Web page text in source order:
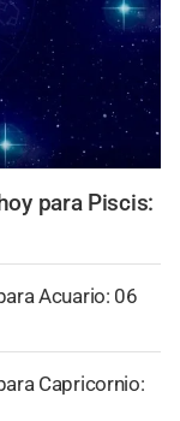
para Piscis:
Acuario: 06
Capricornio: